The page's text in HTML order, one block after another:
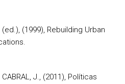
(ed.), (1999), Rebuilding Urban
CABRAL, J., (2011), Políticas